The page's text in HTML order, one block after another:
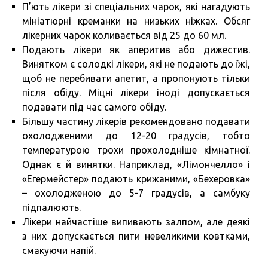
П’ють лікери зі спеціальних чарок, які нагадують
мініатюрні креманки на низьких ніжках. Обсяг
лікерних чарок коливається від 25 до 60 мл.
Подають лікери як аперитив або дижестив.
Винятком є солодкі лікери, які не подають до їжі,
щоб не перебивати апетит, а пропонують тільки
після обіду. Міцні лікери іноді допускається
подавати під час самого обіду.
Більшу частину лікерів рекомендовано подавати
охолодженими до 12-20 градусів, тобто
температурою трохи прохолодніше кімнатної.
Однак є й винятки. Наприклад, «Лімончелло» і
«Егермейстер» подають крижаними, «Бехеровка»
– охолодженою до 5-7 градусів, а самбуку
підпалюють.
Лікери найчастіше випивають залпом, але деякі
з них допускається пити невеликими ковтками,
смакуючи напій.